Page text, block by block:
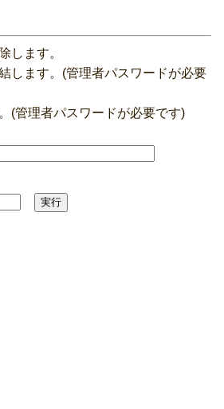
します。
します。(管理者パスワードが必要
(管理者パスワードが必要です)